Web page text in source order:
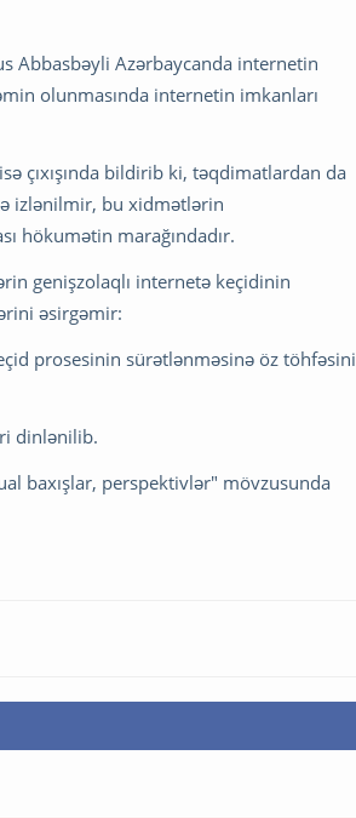
Abbasbəyli Azərbaycanda internetin
olunmasında internetin imkanları
çıxışında bildirib ki, təqdimatlardan da
izlənilmir, bu xidmətlərin
hökumətin marağındadır.
genişzolaqlı internetə keçidinin
əsirgəmir:
prosesinin sürətlənməsinə öz töhfəsini
dinlənilib.
baxışlar, perspektivlər" mövzusunda